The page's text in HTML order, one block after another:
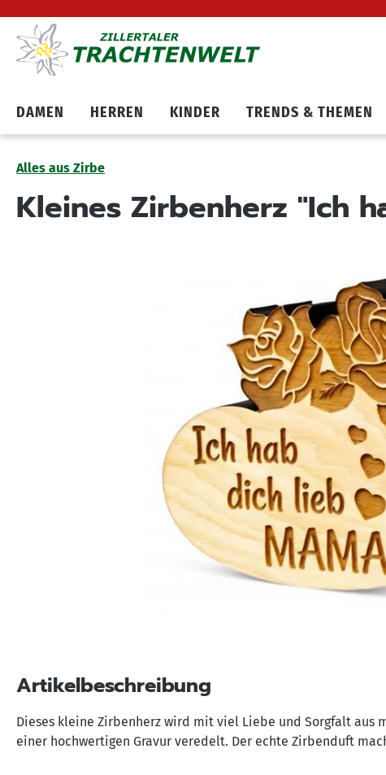
springen Zum Cookie Banner springen
DAMEN HERREN KINDER TRENDS & THEMEN
Alles aus Zirbe
Kleines Zirbenherz "Ich
Artikelbeschreibung
Dieses kleine Zirbenherz wird mit viel Liebe und Sorgfalt
einer hochwertigen Gravur veredelt. Der echte Zirbenduft